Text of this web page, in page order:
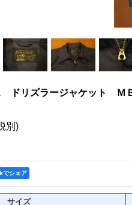
ドリズラージャケット Ｍ
別)
でシェア
サイズ